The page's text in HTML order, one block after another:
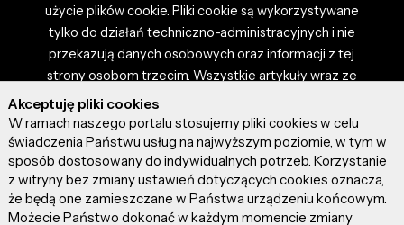
użycie plików cookie. Pliki cookie są wykorzystywane
tylko do działań techniczno-administracyjnych i nie
przekazują danych osobowych oraz informacji z tej
strony osobom trzecim. Wszystkie artykuły wraz ze
zdjęciami i materiałami dostępnymi na portalu są
własnością użytkowników. Administrator i właściciel
portalu nie ponosi odpowiedzialności za tresci
prezentowane przez autorów artykułów. Dodając
artykuł, zgadzasz się z regulaminem portalu oraz
ponosisz odpowiedzialność za wszystkie materiały
Akceptuję pliki cookies
W ramach naszego portalu stosujemy pliki cookies w celu
świadczenia Państwu usług na najwyższym poziomie, w tym w
sposób dostosowany do indywidualnych potrzeb. Korzystanie
z witryny bez zmiany ustawień dotyczących cookies oznacza,
że będą one zamieszczane w Państwa urządzeniu końcowym.
Możecie Państwo dokonać w każdym momencie zmiany